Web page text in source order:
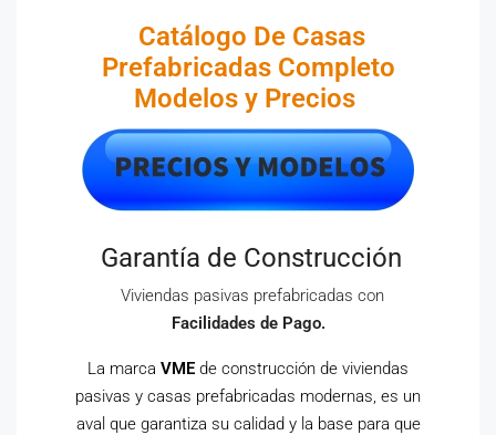
Catálogo De Casas
Prefabricadas Completo
Modelos y Precios
Garantía de Construcción
Viviendas pasivas prefabricadas con
Facilidades de Pago.
La marca VME de construcción de viviendas
pasivas y casas prefabricadas modernas, es un
aval que garantiza su calidad y la base para que